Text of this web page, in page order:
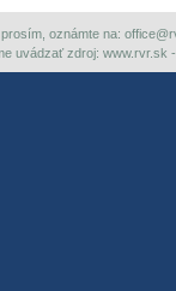
oznámte na:
uvádzať zdroj: www.rvr.sk